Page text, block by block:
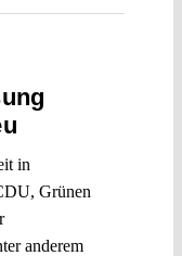
in
Grünen
anderem